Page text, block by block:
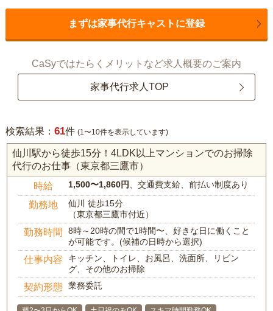
まずは家事代行キャストに登録
CaSyではたらくメリットなど求人概要のご案内
家事代行求人TOP
検索結果： 61件 (1〜10件を表示しています)
仙川駅から徒歩15分！4LDK以上マンションでのお掃除
代行のお仕事（東京都三鷹市）
時給 1,500〜1,860円 、交通費支給、前払い制度あり
勤務地
仙川 徒歩15分
（東京都三鷹市付近）
勤務時間
8時～20時の間で1時間〜、好きな日に働くこと
が可能です。(候補の日時から選択)
仕事内容
キッチン、トイレ、お風呂、洗面所、リビン
グ、その他のお掃除
契約形態 業務委託